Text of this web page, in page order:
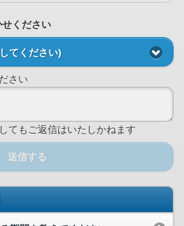
ください
てください)
さい
てもご返信はいたしかねます
送信する